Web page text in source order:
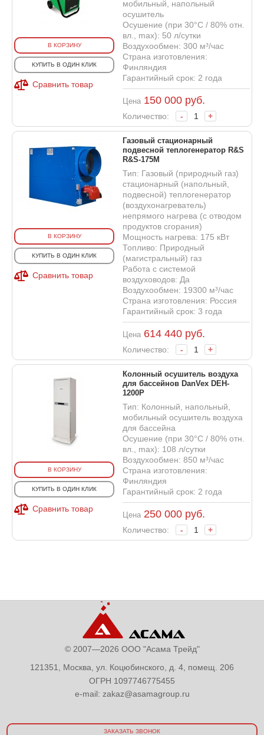
В КОРЗИНУ
КУПИТЬ В ОДИН КЛИК
Сравнить товар
мобильный, напольный
осушитель
Осушение (при 30°С / 80% отн.
вл., max): 50 л/сутки
Воздухообмен: 300 м³/час
Страна изготовления:
Финляндия
Гарантийный срок: 2 года
Цена 150 000 руб.
Количество: - +
В КОРЗИНУ
КУПИТЬ В ОДИН КЛИК
Сравнить товар
Газовый стационарный
подвесной теплогенератор R&S
R&S-175M
Тип: Газовый (природный газ)
стационарный (напольный,
подвесной) теплогенератор
(воздухонагреватель)
непрямого нагрева (с отводом
продуктов сгорания)
Мощность нагрева: 175 кВт
Топливо: Природный
(магистральный) газ
Работа с системой
воздуховодов: Да
Воздухообмен: 19300 м³/час
Страна изготовления: Россия
Гарантийный срок: 3 года
Цена 614 440 руб.
Количество: - +
В КОРЗИНУ
КУПИТЬ В ОДИН КЛИК
Сравнить товар
Колонный осушитель воздуха
для бассейнов DanVex DEH-
1200P
Тип: Колонный, напольный,
мобильный осушитель воздуха
для бассейна
Осушение (при 30°С / 80% отн.
вл., max): 108 л/сутки
Воздухообмен: 850 м³/час
Страна изготовления:
Финляндия
Гарантийный срок: 2 года
Цена 250 000 руб.
Количество: - +
© 2007—2026 ООО "Асама Трейд"
121351, Москва, ул. Коцюбинского, д. 4, помещ. 206
ОГРН 1097746775455
e-mail: zakaz@asamagroup.ru
ЗАКАЗАТЬ ЗВОНОК